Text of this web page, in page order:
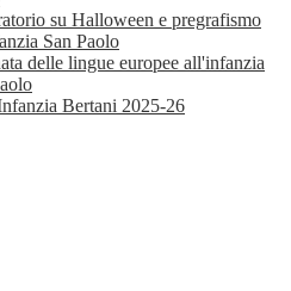
su Halloween e pregrafismo
San Paolo
delle lingue europee all'infanzia
Bertani 2025-26